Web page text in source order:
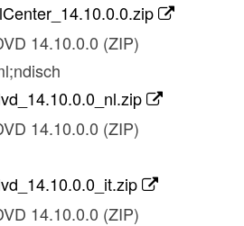
14.10.0.0 (ZIP)
14.10.0.0 (ZIP)
14.10.0.0 (ZIP)